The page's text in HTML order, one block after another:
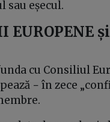
sau eșecul.
EUROPENE
cu Consiliul
− în zece